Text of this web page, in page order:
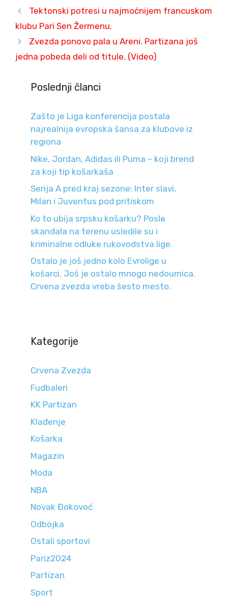
Tektonski potresi u najmoćnijem francuskom
klubu Pari Sen Žermenu.
Zvezda ponovo pala u Areni. Partizana još
jedna pobeda deli od titule. (Video)
Poslednji članci
Zašto je Liga konferencija postala
najrealnija evropska šansa za klubove iz
regiona
Nike, Jordan, Adidas ili Puma – koji brend
za koji tip košarkaša
Serija A pred kraj sezone: Inter slavi,
Milan i Juventus pod pritiskom
Ko to ubija srpsku košarku? Posle
skandala na terenu usledile su i
kriminalne odluke rukovodstva lige.
Ostalo je još jedno kolo Evrolige u
košarci. Još je ostalo mnogo nedoumica.
Crvena zvezda vreba šesto mesto.
Kategorije
Crvena Zvezda
Fudbaleri
KK Partizan
Klađenje
Košarka
Magazin
Moda
NBA
Novak Đokovoć
Odbojka
Ostali sportovi
Pariz2024
Partizan
Sport